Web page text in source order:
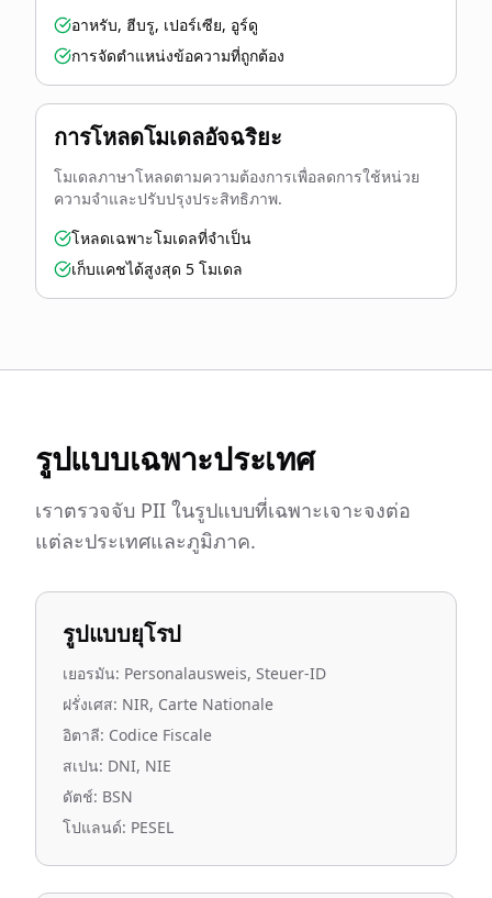
อาหรับ, ฮีบรู, เปอร์เซีย, อูร์ดู
การจัดตำแหน่งข้อความที่ถูกต้อง
การโหลดโมเดลอัจฉริยะ
โมเดลภาษาโหลดตามความต้องการเพื่อลดการใช้หน่วย
ความจำและปรับปรุงประสิทธิภาพ.
โหลดเฉพาะโมเดลที่จำเป็น
เก็บแคชได้สูงสุด 5 โมเดล
รูปแบบเฉพาะประเทศ
เราตรวจจับ PII ในรูปแบบที่เฉพาะเจาะจงต่อ
แต่ละประเทศและภูมิภาค.
รูปแบบยุโรป
เยอรมัน: Personalausweis, Steuer-ID
ฝรั่งเศส: NIR, Carte Nationale
อิตาลี: Codice Fiscale
สเปน: DNI, NIE
ดัตช์: BSN
โปแลนด์: PESEL